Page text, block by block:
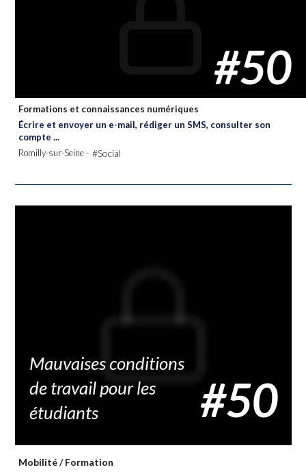
#50
Formations et connaissances numériques
Écrire et envoyer un e-mail, rédiger un SMS, consulter son
compte ...
Romilly-sur-Seine - #Social
Mauvaises conditions
de travail pour les
étudiants
#50
Mobilité/ Formation